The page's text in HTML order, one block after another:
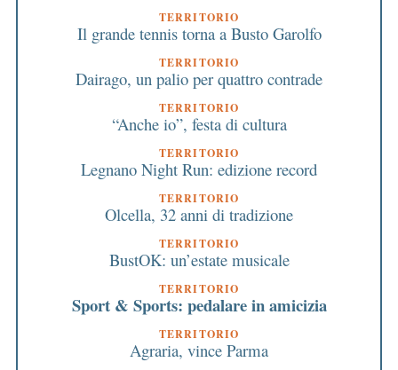
TERRITORIO
Il grande tennis torna a Busto Garolfo
TERRITORIO
Dairago, un palio per quattro contrade
TERRITORIO
“Anche io”, festa di cultura
TERRITORIO
Legnano Night Run: edizione record
TERRITORIO
Olcella, 32 anni di tradizione
TERRITORIO
BustOK: un’estate musicale
TERRITORIO
Sport & Sports: pedalare in amicizia
TERRITORIO
Agraria, vince Parma